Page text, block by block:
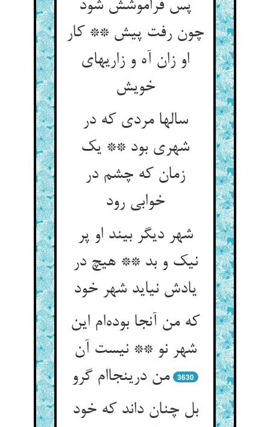
پس فراموشش شود
چون رفت پیش ** کار
او زان آه و زاریهای
خویش
سالها مردی که در
شهری بود ** یک
زمان که چشم در
خوابی رود
شهر دیگر بیند او پر
نیک و بد ** هیچ در
یادش نیاید شهر خود
که من آنجا بوده‌ام این
شهر نو ** نیست آن
من درینجاام گرو
3630
بل چنان داند که خود